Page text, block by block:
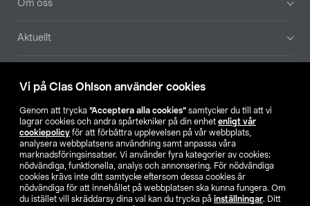
Vi på Clas Ohlson använder cookies
Genom att trycka ”Acceptera alla cookies” samtycker du till att vi
lagrar cookies och andra spårtekniker på din enhet enligt vår
cookiepolicy för att förbättra upplevelsen på vår webbplats,
analysera webbplatsens användning samt anpassa våra
marknadsföringsinsatser. Vi använder fyra kategorier av cookies:
nödvändiga, funktionella, analys och annonsering. För nödvändiga
cookies krävs inte ditt samtycke eftersom dessa cookies är
nödvändiga för att innehållet på webbplatsen ska kunna fungera. Om
du istället vill skräddarsy dina val kan du trycka på inställningar. Ditt
Om oss
Aktuellt
Hitta butik
SE NO FI